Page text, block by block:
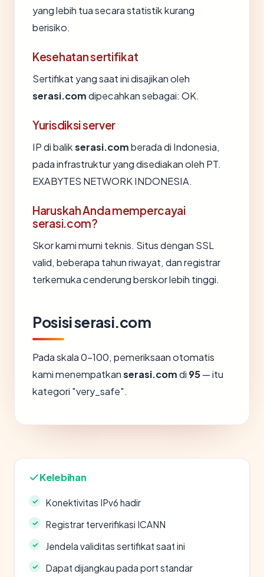
yang lebih tua secara statistik kurang
berisiko.
Kesehatan sertifikat
Sertifikat yang saat ini disajikan oleh
serasi.comdipecahkan sebagai: OK.
Yurisdiksi server
IP di balikserasi.comberada di Indonesia,
pada infrastruktur yang disediakan oleh PT.
EXABYTES NETWORK INDONESIA.
Haruskah Anda mempercayai
serasi.com?
Skor kami murni teknis. Situs dengan SSL
valid, beberapa tahun riwayat, dan registrar
terkemuka cenderung berskor lebih tinggi.
Posisi serasi.com
Pada skala 0-100, pemeriksaan otomatis
kami menempatkanserasi.comdi 95— itu
kategori "very_safe".
Kelebihan
Konektivitas IPv6 hadir
Registrar terverifikasi ICANN
Jendela validitas sertifikat saat ini
Dapat dijangkau pada port standar